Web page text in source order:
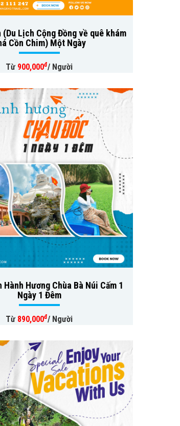
(Du Lịch Cộng Đồng về quê khám
Cồn Chim) Một Ngày
Từ 900,000đ/ Người
Hành Hương Chùa Bà Núi Cấm 1
Ngày 1 Đêm
Từ 890,000đ/ Người